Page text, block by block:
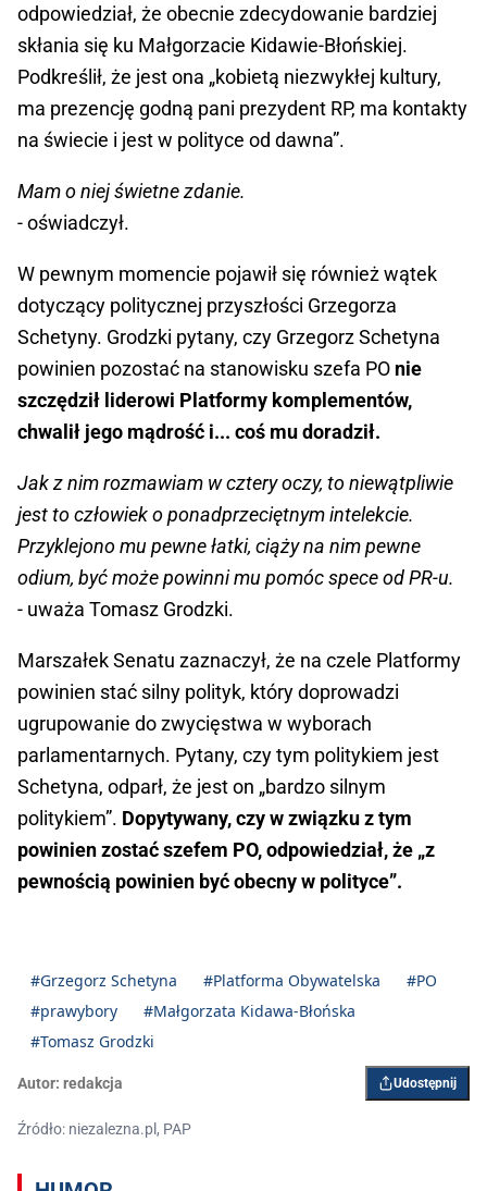
odpowiedział, że obecnie zdecydowanie bardziej
skłania się ku Małgorzacie Kidawie-Błońskiej.
Podkreślił, że jest ona „kobietą niezwykłej kultury,
ma prezencję godną pani prezydent RP, ma kontakty
na świecie i jest w polityce od dawna”.
Mam o niej świetne zdanie.
- oświadczył.
W pewnym momencie pojawił się również wątek
dotyczący politycznej przyszłości Grzegorza
Schetyny. Grodzki pytany, czy Grzegorz Schetyna
powinien pozostać na stanowisku szefa PO nie
szczędził liderowi Platformy komplementów,
chwalił jego mądrość i... coś mu doradził.
Jak z nim rozmawiam w cztery oczy, to niewątpliwie
jest to człowiek o ponadprzeciętnym intelekcie.
Przyklejono mu pewne łatki, ciąży na nim pewne
odium, być może powinni mu pomóc spece od PR-u.
- uważa Tomasz Grodzki.
Marszałek Senatu zaznaczył, że na czele Platformy
powinien stać silny polityk, który doprowadzi
ugrupowanie do zwycięstwa w wyborach
parlamentarnych. Pytany, czy tym politykiem jest
Schetyna, odparł, że jest on „bardzo silnym
politykiem”. Dopytywany, czy w związku z tym
powinien zostać szefem PO, odpowiedział, że „z
pewnością powinien być obecny w polityce”.
#Grzegorz Schetyna #Platforma Obywatelska
#PO
#prawybory
#Małgorzata Kidawa-Błońska
#Tomasz Grodzki
Autor: redakcja Udostępnij
Źródło: niezalezna.pl, PAP